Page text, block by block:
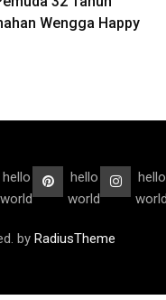
Wengga Happy
hello
world
hello
world
hello
by RadiusTheme